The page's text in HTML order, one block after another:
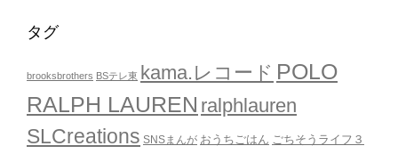
タグ
brooksbrothers BSテレ東 kama.レコード POLO
RALPH LAUREN ralphlauren
SLCreations SNSまんが おうちごはん ごちそうライフ３